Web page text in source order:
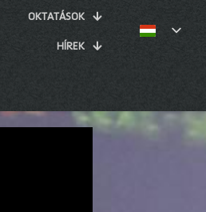
OKTATÁSOK
HÍREK
Linux automatizálás Ansible